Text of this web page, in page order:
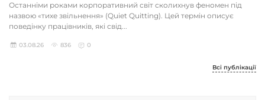
Останніми роками корпоративний світ сколихнув феномен під
назвою «тихе звільнення» (Quiet Quitting). Цей термін описує
поведінку працівників, які свід...
03.08.26 836 0
Всі публікації